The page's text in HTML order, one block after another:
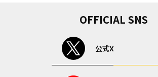
OFFICIAL SNS
公式X